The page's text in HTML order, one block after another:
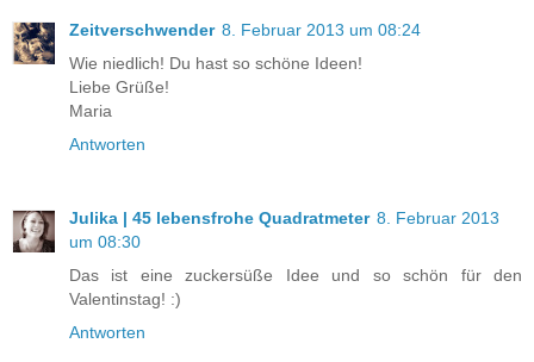
Zeitverschwender 8. Februar 2013 um 08:24
Wie niedlich! Du hast so schöne Ideen!
Liebe Grüße!
Maria
Antworten
Julika | 45 lebensfrohe Quadratmeter 8. Februar 2013
um 08:30
Das ist eine zuckersüße Idee und so schön für den
Valentinstag! :)
Antworten